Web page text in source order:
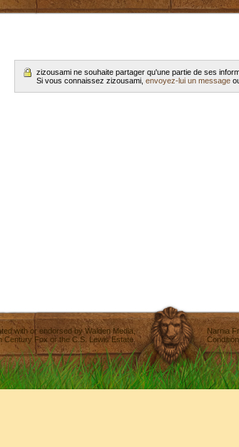
zizousami ne souhaite partager qu'une partie de ses
Si vous connaissez zizousami, envoyez-lui un message
with or endorsed byWalden Media
Century Fox or the C.S. Lewis Estate.
Narnia